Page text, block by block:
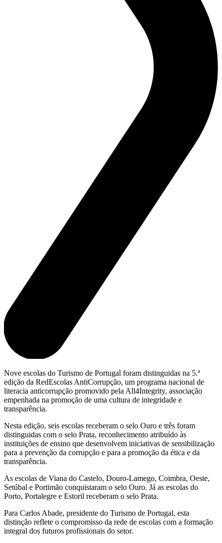
Nove escolas do Turismo de Portugal foram distinguidas na 5.ª
edição da RedEscolas AntiCorrupção, um programa nacional de
literacia anticorrupção promovido pela All4Integrity, associação
empenhada na promoção de uma cultura de integridade e
transparência.
Nesta edição, seis escolas receberam o selo Ouro e três foram
distinguidas com o selo Prata, reconhecimento atribuído às
instituições de ensino que desenvolvem iniciativas de sensibilização
para a prevenção da corrupção e para a promoção da ética e da
transparência.
As escolas de Viana do Castelo, Douro-Lamego, Coimbra, Oeste,
Setúbal e Portimão conquistaram o selo Ouro. Já as escolas do
Porto, Portalegre e Estoril receberam o selo Prata.
Para Carlos Abade, presidente do Turismo de Portugal, esta
distinção reflete o compromisso da rede de escolas com a formação
integral dos futuros profissionais do setor.